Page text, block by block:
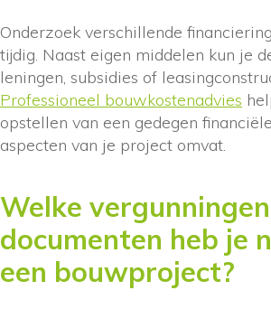
Onderzoek verschillende
tijdig. Naast eigen middelen kun je
leningen, subsidies of
Professioneel bouwkostenadvies
opstellen van een gedegen
aspecten van je project omvat.
Welke
documenten heb je
een bouwproject?